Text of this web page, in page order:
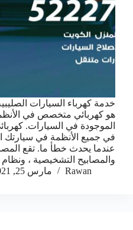
خدمة كهرباء السيارات
هو كهربائي متخصص في
الموجودة في السيارات.
في جميع الأنظمة في سيارتك
عندما يحدث خطأ ما. تقع
والمصابيح التشخيصية ، ونظام
Rawan
مارس 25, 2021